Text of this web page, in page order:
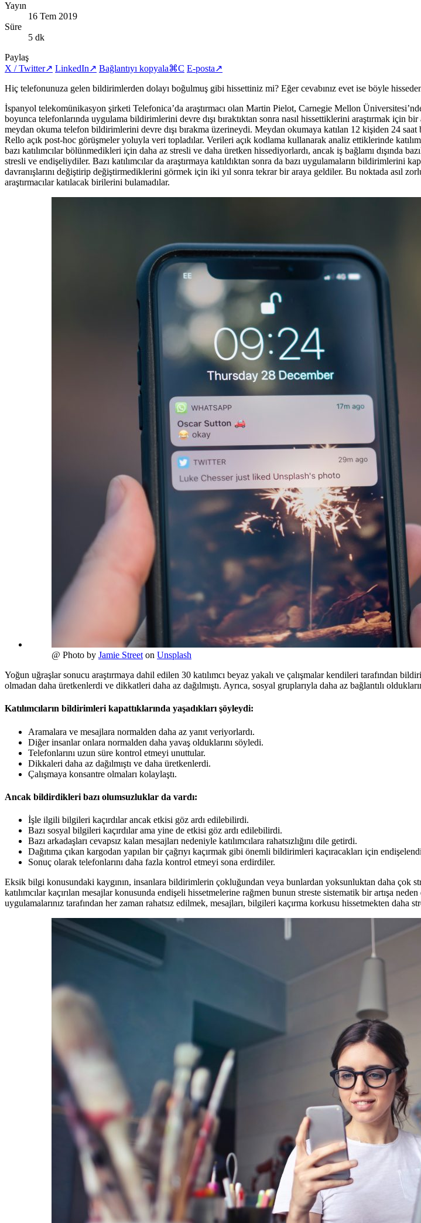
Yayın
16 Tem 2019
Süre
5 dk
Paylaş
X / Twitter↗ LinkedIn↗ Bağlantıyı kopyala⌘C E-posta↗
Hiç telefonunuza gelen bildirimlerden dolayı boğulmuş gibi hissettiniz mi? Eğer cevabınız evet ise böyle
İspanyol telekomünikasyon şirketi Telefonica’da araştırmacı olan Martin Pielot, Carnegie Mellon
boyunca telefonlarında uygulama bildirimlerini devre dışı bıraktıktan sonra nasıl hissettiklerini araştırmak için
meydan okuma telefon bildirimlerini devre dışı bırakma üzerineydi. Meydan okumaya katılan 12 kişiden 24 saat
Rello açık post-hoc görüşmeler yoluyla veri topladılar. Verileri açık kodlama kullanarak analiz ettiklerinde
bazı katılımcılar bölünmedikleri için daha az stresli ve daha üretken hissediyorlardı, ancak iş bağlamı dışında
stresli ve endişeliydiler. Bazı katılımcılar da araştırmaya katıldıktan sonra da bazı uygulamaların bildirimlerini
davranışlarını değiştirip değiştirmediklerini görmek için iki yıl sonra tekrar bir araya geldiler. Bu noktada asıl
araştırmacılar katılacak birilerini bulamadılar.
@ Photo by Jamie Street on Unsplash
Yoğun uğraşlar sonucu araştırmaya dahil edilen 30 katılımcı beyaz yakalı ve çalışmalar kendileri tarafından
olmadan daha üretkenlerdi ve dikkatleri daha az dağılmıştı. Ayrıca, sosyal gruplarıyla daha az bağlantılı
Katılımcıların bildirimleri kapattıklarında yaşadıkları şöyleydi:
Aramalara ve mesajlara normalden daha az yanıt veriyorlardı.
Diğer insanlar onlara normalden daha yavaş olduklarını söyledi.
Telefonlarını uzun süre kontrol etmeyi unuttular.
Dikkaleri daha az dağılmıştı ve daha üretkenlerdi.
Çalışmaya konsantre olmaları kolaylaştı.
Ancak bildirdikleri bazı olumsuzluklar da vardı:
İşle ilgili bilgileri kaçırdılar ancak etkisi göz ardı edilebilirdi.
Bazı sosyal bilgileri kaçırdılar ama yine de etkisi göz ardı edilebilirdi.
Bazı arkadaşları cevapsız kalan mesajları nedeniyle katılımcılara rahatsızlığını dile getirdi.
Dağıtıma çıkan kargodan yapılan bir çağrıyı kaçırmak gibi önemli bildirimleri kaçıracakları için
Sonuç olarak telefonlarını daha fazla kontrol etmeyi sona erdirdiler.
Eksik bilgi konusundaki kaygının, insanlara bildirimlerin çokluğundan veya bunlardan yoksunluktan daha çok
katılımcılar kaçırılan mesajlar konusunda endişeli hissetmelerine rağmen bunun streste sistematik bir artışa
uygulamalarınız tarafından her zaman rahatsız edilmek, mesajları, bilgileri kaçırma korkusu hissetmekten daha